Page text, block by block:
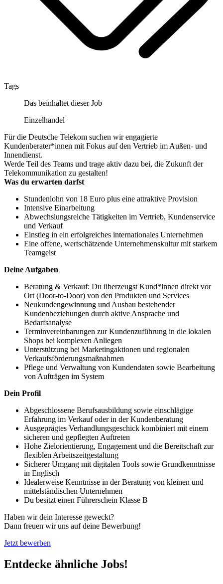
Tags
Das beinhaltet dieser Job
Einzelhandel
Für die Deutsche Telekom suchen wir engagierte
Kundenberater*innen mit Fokus auf den Vertrieb im Außen- und
Innendienst.
Werde Teil des Teams und trage aktiv dazu bei, die Zukunft der
Telekommunikation zu gestalten!
Was du erwarten darfst
Stundenlohn von 18 Euro plus eine attraktive Provision
Intensive Einarbeitung
Abwechslungsreiche Tätigkeiten im Vertrieb, Kundenservice
und Verkauf
Einstieg in ein erfolgreiches internationales Unternehmen
Eine offene, wertschätzende Unternehmenskultur mit starkem
Teamgeist
Deine Aufgaben
Beratung & Verkauf: Du überzeugst Kund*innen direkt vor
Ort (Door-to-Door) von den Produkten und Services
Neukundengewinnung und Ausbau bestehender
Kundenbeziehungen durch aktive Ansprache und
Bedarfsanalyse
Terminvereinbarungen zur Kundenzuführung in die lokalen
Shops bei komplexen Anliegen
Unterstützung bei Marketingaktionen und regionalen
Verkaufsförderungsmaßnahmen
Pflege und Verwaltung von Kundendaten sowie Bearbeitung
von Aufträgen im System
Dein Profil
Abgeschlossene Berufsausbildung sowie einschlägige
Erfahrung im Verkauf oder in der Kundenberatung
Ausgeprägtes Verhandlungsgeschick kombiniert mit einem
sicheren und gepflegten Auftreten
Hohe Zielorientierung, Engagement und die Bereitschaft zur
flexiblen Arbeitszeitgestaltung
Sicherer Umgang mit digitalen Tools sowie Grundkenntnisse
in Englisch
Idealerweise Kenntnisse in der Beratung von kleinen und
mittelständischen Unternehmen
Du besitzt einen Führerschein Klasse B
Haben wir dein Interesse geweckt?
Dann freuen wir uns auf deine Bewerbung!
Jetzt bewerben
Entdecke ähnliche Jobs!